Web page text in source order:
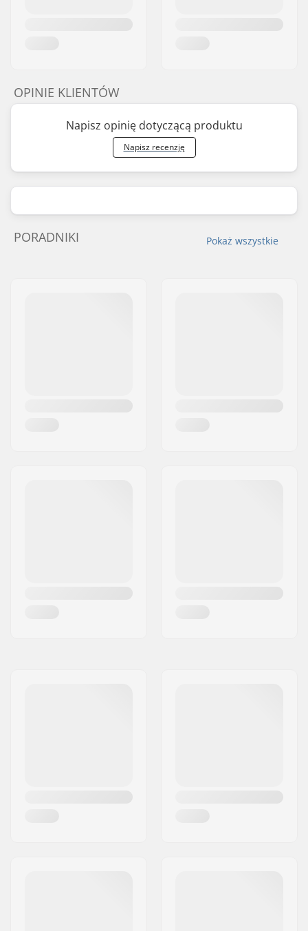
OPINIE KLIENTÓW
Napisz opinię dotyczącą produktu
Napisz recenzję
Pokaż wszystkie
PORADNIKI